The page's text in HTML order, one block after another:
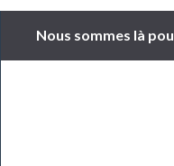
Nous sommes là